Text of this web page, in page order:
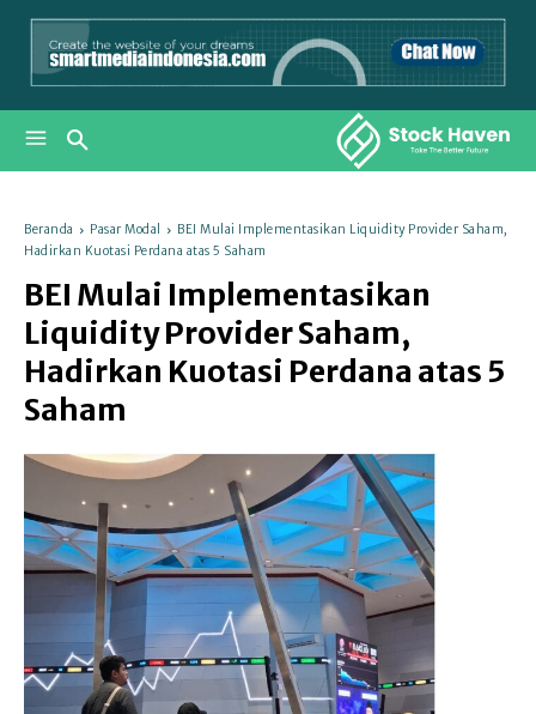
Beranda Pasar Modal
BEI Mulai Implementasikan Liquidity Provider Saham,
Hadirkan Kuotasi Perdana atas 5 Saham
BEI Mulai Implementasikan
Liquidity Provider Saham,
Hadirkan Kuotasi Perdana atas 5
Saham